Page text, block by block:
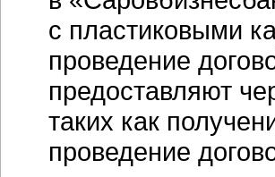
с пластиковыми
проведение
предоставляют
таких как
проведение